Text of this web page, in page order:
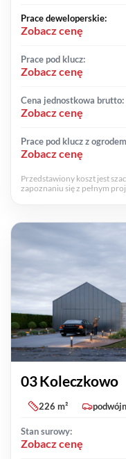
Prace deweloperskie:
Zobacz cenę
Prace pod klucz:
Zobacz cenę
Cena jednostkowa brutto:
Zobacz cenę
Prace pod klucz z
Zobacz cenę
Przedstawiony koszt jest
zapoznaniu się z pełnym
03 Koleczkowo
226 m²
Stan surowy:
Zobacz cenę